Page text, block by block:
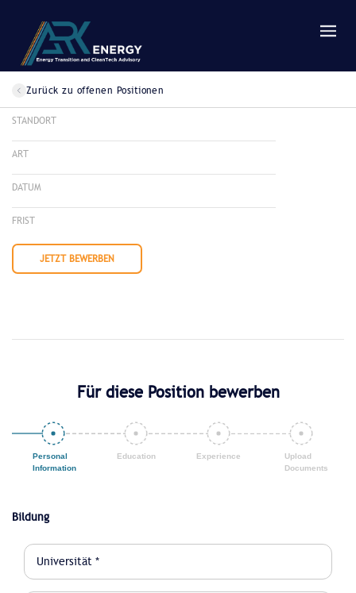
Zurück zu offenen Positionen
STANDORT
ART
DATUM
FRIST
JETZT BEWERBEN
Für diese Position bewerben
Bildung